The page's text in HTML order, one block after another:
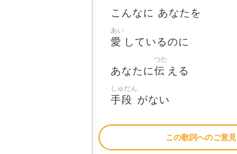
こんなに あなたを
愛
あい
しているのに
あなたに伝
つた
える
手段
しゅだん
がない
この歌詞へのご意見